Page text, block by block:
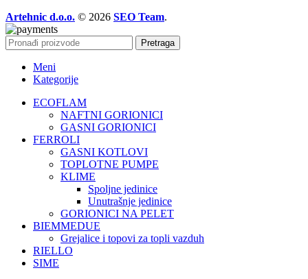
Artehnic d.o.o. © 2026 SEO Team.
Pretraga
Meni
Kategorije
ECOFLAM
NAFTNI GORIONICI
GASNI GORIONICI
FERROLI
GASNI KOTLOVI
TOPLOTNE PUMPE
KLIME
Spoljne jedinice
Unutrašnje jedinice
GORIONICI NA PELET
BIEMMEDUE
Grejalice i topovi za topli vazduh
RIELLO
SIME